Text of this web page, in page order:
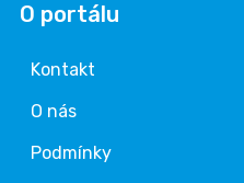
O portálu
Kontakt
O nás
Podmínky